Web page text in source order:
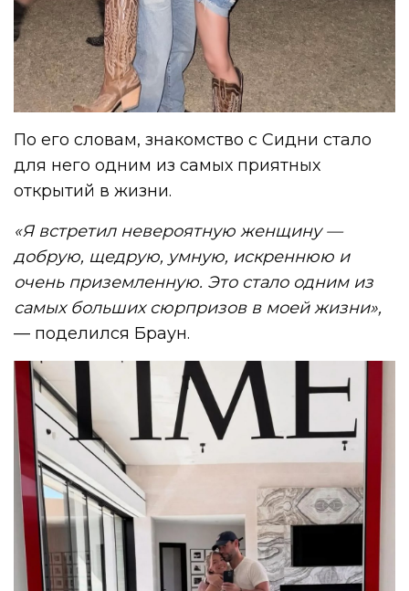
По его словам, знакомство с Сидни стало
для него одним из самых приятных
открытий в жизни.
«Я встретил невероятную женщину —
добрую, щедрую, умную, искреннюю и
очень приземленную. Это стало одним из
самых больших сюрпризов в моей жизни»,
— поделился Браун.